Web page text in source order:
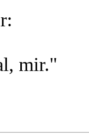
mir."